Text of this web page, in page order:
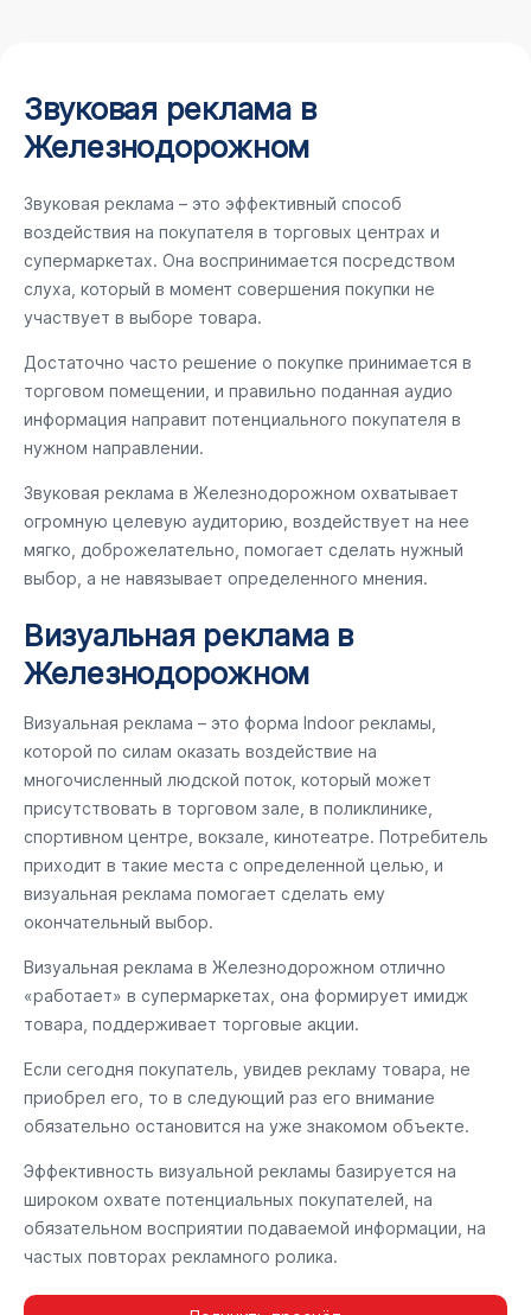
Звуковая реклама в
Железнодорожном
Звуковая реклама – это эффективный способ
воздействия на покупателя в торговых центрах и
супермаркетах. Она воспринимается посредством
слуха, который в момент совершения покупки не
участвует в выборе товара.
Достаточно часто решение о покупке принимается в
торговом помещении, и правильно поданная аудио
информация направит потенциального покупателя в
нужном направлении.
Звуковая реклама в Железнодорожном охватывает
огромную целевую аудиторию, воздействует на нее
мягко, доброжелательно, помогает сделать нужный
выбор, а не навязывает определенного мнения.
Визуальная реклама в
Железнодорожном
Визуальная реклама – это форма Indoor рекламы,
которой по силам оказать воздействие на
многочисленный людской поток, который может
присутствовать в торговом зале, в поликлинике,
спортивном центре, вокзале, кинотеатре. Потребитель
приходит в такие места с определенной целью, и
визуальная реклама помогает сделать ему
окончательный выбор.
Визуальная реклама в Железнодорожном отлично
«работает» в супермаркетах, она формирует имидж
товара, поддерживает торговые акции.
Если сегодня покупатель, увидев рекламу товара, не
приобрел его, то в следующий раз его внимание
обязательно остановится на уже знакомом объекте.
Эффективность визуальной рекламы базируется на
широком охвате потенциальных покупателей, на
обязательном восприятии подаваемой информации, на
частых повторах рекламного ролика.